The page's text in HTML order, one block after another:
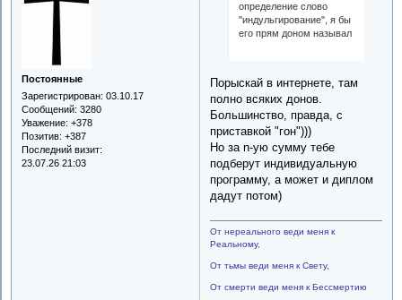
Постоянные
Зарегистрирован: 03.10.17
Сообщений: 3280
Уважение: +378
Позитив: +387
Последний визит:
23.07.26 21:03
определение слово
"индульгирование", я бы
его прям доном называл
Порыскай в интернете, там
полно всяких донов.
Большинство, правда, с
приставкой "гон")))
Но за n-ую сумму тебе
подберут индивидуальную
программу, а может и диплом
дадут потом)
От нереального веди меня к
Реальному,
От тьмы веди меня к Свету,
От смерти веди меня к Бессмертию